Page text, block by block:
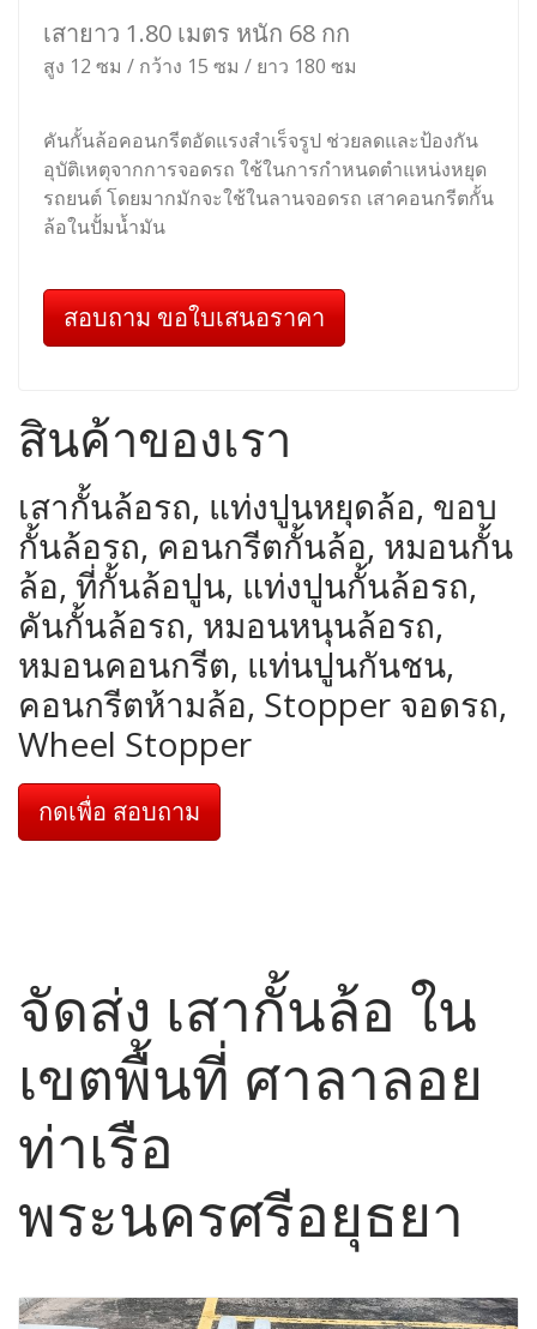
เสายาว 1.80 เมตร หนัก 68 กก
สูง 12 ซม / กว้าง 15 ซม / ยาว 180 ซม
คันกั้นล้อคอนกรีตอัดแรงสำเร็จรูป ช่วยลดและป้องกัน
อุบัติเหตุจากการจอดรถ ใช้ในการกำหนดตำแหน่งหยุด
รถยนต์ โดยมากมักจะใช้ในลานจอดรถ เสาคอนกรีตกั้น
ล้อในปั้มน้ำมัน
สอบถาม ขอใบเสนอราคา
สินค้าของเรา
เสากั้นล้อรถ, แท่งปูนหยุดล้อ, ขอบ
กั้นล้อรถ, คอนกรีตกั้นล้อ, หมอนกั้น
ล้อ, ที่กั้นล้อปูน, แท่งปูนกั้นล้อรถ,
คันกั้นล้อรถ, หมอนหนุนล้อรถ,
หมอนคอนกรีต, แท่นปูนกันชน,
คอนกรีตห้ามล้อ, Stopper จอดรถ,
Wheel Stopper
กดเพื่อ สอบถาม
จัดส่ง เสากั้นล้อ ใน
เขตพื้นที่ ศาลาลอย
ท่าเรือ
พระนครศรีอยุธยา